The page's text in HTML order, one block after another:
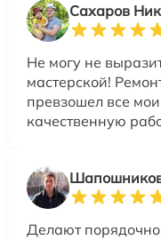
Сахаров
Не могу не
мастерской!
превзошел все
качественную
Делают